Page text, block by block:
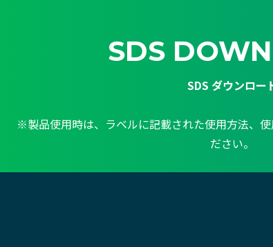
SDS
SDS ダウンロー
※製品使用時は、ラベルに記載された使用方法、
ださい。